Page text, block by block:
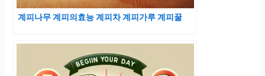
계피나무 계피의효능 계피차 계피가루 계피꿀